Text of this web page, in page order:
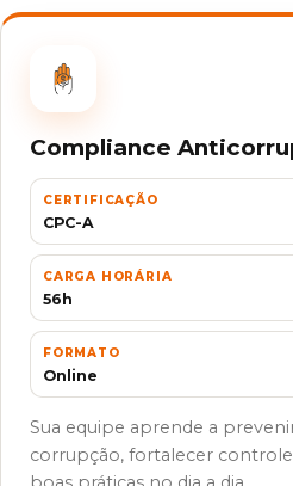
Compliance
CERTIFICAÇÃO
CPC-A
CARGA HORÁRIA
56h
FORMATO
Online
Sua equipe aprende a
corrupção, fortalecer